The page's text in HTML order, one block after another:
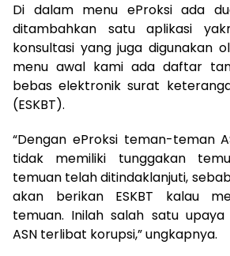
Di dalam menu eProksi ada
ditambahkan satu aplikasi
konsultasi yang juga digunakan
menu awal kami ada daftar
bebas elektronik surat
(ESKBT).
“Dengan eProksi teman-teman
tidak memiliki tunggakan
temuan telah ditindaklanjuti,
akan berikan ESKBT kalau
temuan. Inilah salah satu
ASN terlibat korupsi,” ungkapnya.